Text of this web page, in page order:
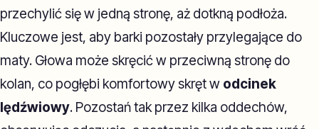
przechylić się w jedną stronę, aż dotkną podłoża.
Kluczowe jest, aby barki pozostały przylegające do
maty. Głowa może skręcić w przeciwną stronę do
kolan, co pogłębi komfortowy skręt w odcinek
lędźwiowy. Pozostań tak przez kilka oddechów,